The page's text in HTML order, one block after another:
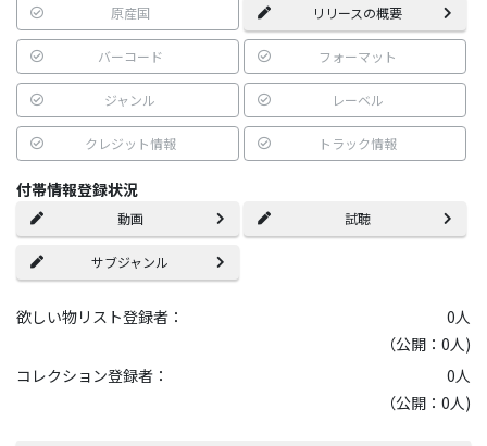
原産国 リリースの概要
バーコード フォーマット
ジャンル レーベル
クレジット情報 トラック情報
付帯情報登録状況
動画 試聴
サブジャンル
欲しい物リスト登録者： 0人
（公開：0人)
コレクション登録者：
0人
（公開：0人)